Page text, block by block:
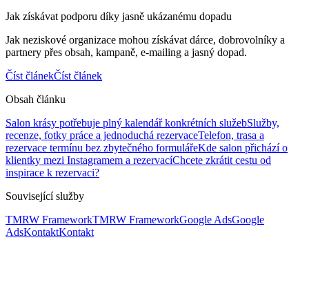
Jak získávat podporu díky jasně ukázanému dopadu
Jak neziskové organizace mohou získávat dárce, dobrovolníky a
partnery přes obsah, kampaně, e-mailing a jasný dopad.
Číst článekČíst článek
Obsah článku
Salon krásy potřebuje plný kalendář konkrétních služebSlužby,
recenze, fotky práce a jednoduchá rezervaceTelefon, trasa a
rezervace termínu bez zbytečného formulářeKde salon přichází o
klientky mezi Instagramem a rezervacíChcete zkrátit cestu od
inspirace k rezervaci?
Související služby
TMRW FrameworkTMRW FrameworkGoogle AdsGoogle
AdsKontaktKontakt